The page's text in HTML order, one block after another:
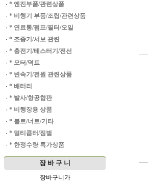
· * 엔진부품/관련상품
· * 비행기 부품/조립/관련상품
· * 연료통/펌프/필터/오일
· * 조종기/서보 관련
· * 충전기/테스터기/전선
· * 모터/덕트
· * 변속기/전원 관련상품
· * 배터리
· * 발사/항공합판
· * 비행장용 상품
· * 볼트/너트/기타
· * 멀티콥터/짐벌
· * 한정수량 특가상품
장 바 구 니
장바구니가